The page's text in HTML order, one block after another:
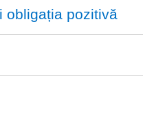
obligația pozitivă